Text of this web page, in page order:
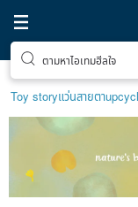
ตามหาไอเทมฮีลใจ
Toy storyแว่นสายตา